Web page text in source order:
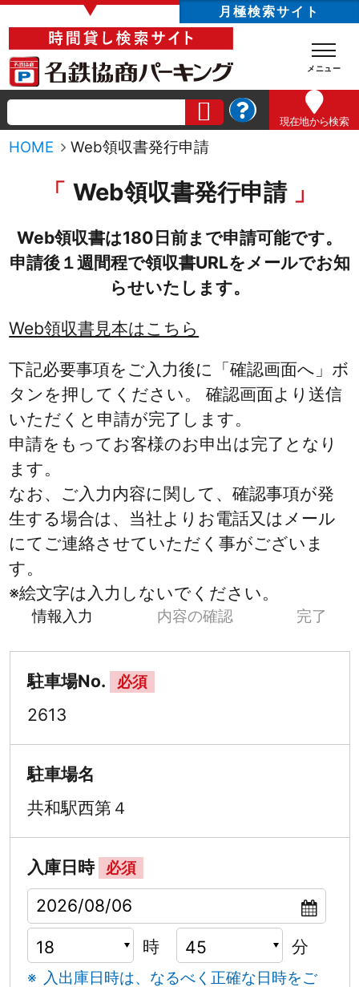
▼ 月極検索サイト
現在地から検索
HOME Web領収書発行申請
Web領収書発行申請
Web領収書は180日前まで申請可能です。
申請後１週間程で領収書URLをメールでお知
らせいたします。
Web領収書見本はこちら
下記必要事項をご入力後に「確認画面へ」ボ
タンを押してください。 確認画面より送信
いただくと申請が完了します。
申請をもってお客様のお申出は完了となり
ます。
なお、ご入力内容に関して、確認事項が発
生する場合は、当社よりお電話又はメール
にてご連絡させていただく事がございま
す。
※絵文字は入力しないでください。
情報入力 内容の確認 完了
駐車場No. 必須
2613
駐車場名
共和駅西第４
入庫日時 必須
時 分
入出庫日時は、なるべく正確な日時をご